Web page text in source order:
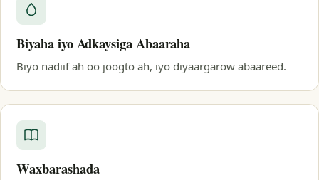
Biyaha iyo Adkaysiga Abaaraha
Biyo nadiif ah oo joogto ah, iyo diyaargarow abaareed.
Waxbarashada